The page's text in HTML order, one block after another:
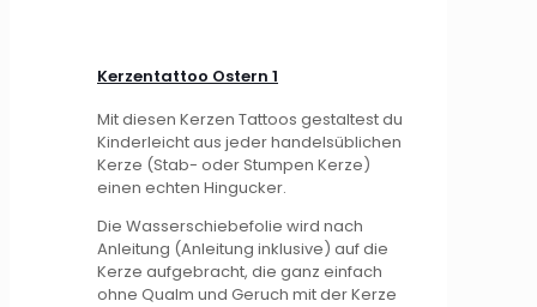
Kerzentattoo Ostern 1
Mit diesen Kerzen Tattoos gestaltest du
Kinderleicht aus jeder handelsüblichen
Kerze (Stab- oder Stumpen Kerze)
einen echten Hingucker.
Die Wasserschiebefolie wird nach
Anleitung (Anleitung inklusive) auf die
Kerze aufgebracht, die ganz einfach
ohne Qualm und Geruch mit der Kerze